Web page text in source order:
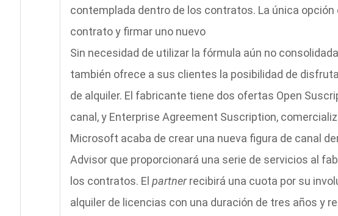
contemplada dentro de los contratos. La única
contrato y firmar uno nuevo
Sin necesidad de utilizar la fórmula aún no
también ofrece a sus clientes la posibilidad de
de alquiler. El fabricante tiene dos ofertas Open
canal, y Enterprise Agreement Suscription,
Microsoft acaba de crear una nueva figura de canal
Advisor que proporcionará una serie de servicios al
los contratos. El partnerrecibirá una cuota por su
alquiler de licencias con una duración de tres años y